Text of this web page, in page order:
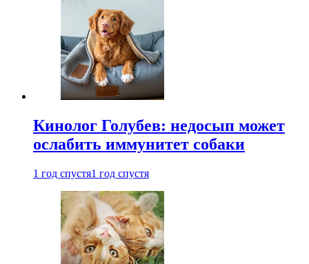
Кинолог Голубев: недосып может
ослабить иммунитет собаки
1 год спустя1 год спустя